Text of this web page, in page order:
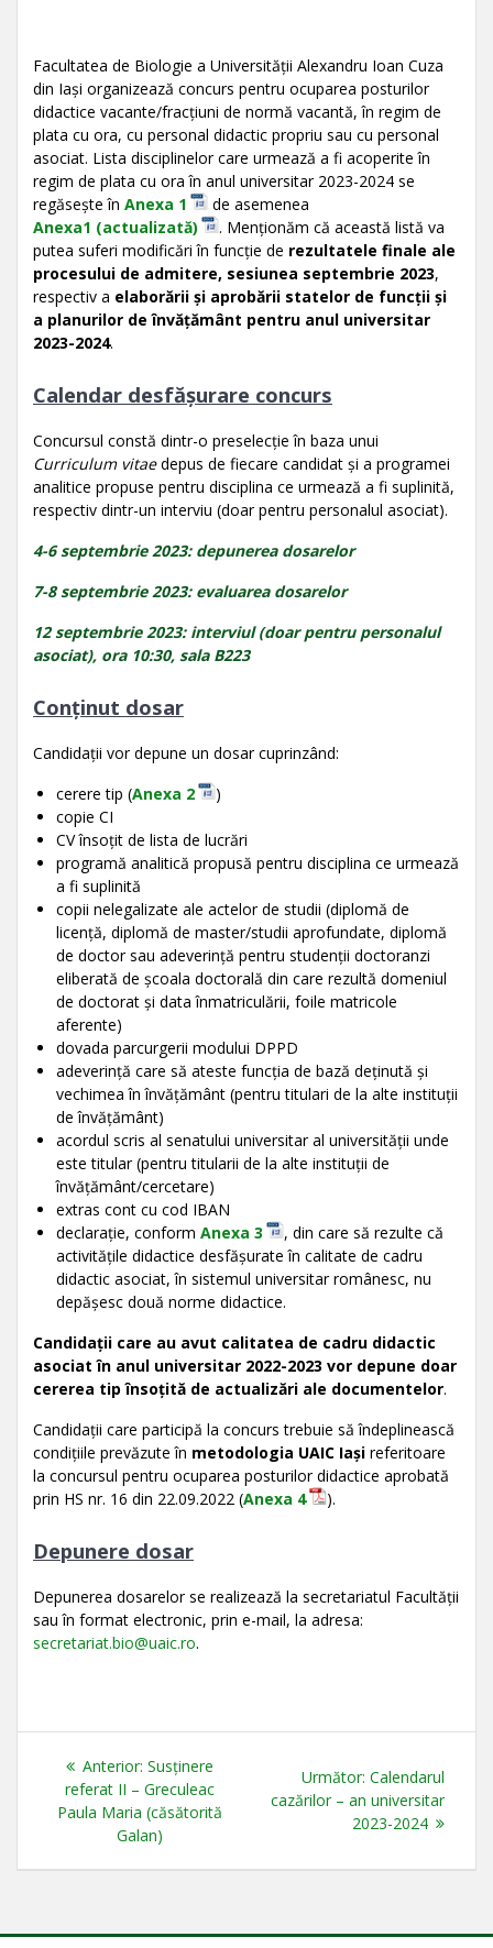
Facultatea de Biologie a Universității Alexandru Ioan Cuza
din Iași organizează concurs pentru ocuparea posturilor
didactice vacante/fracțiuni de normă vacantă, în regim de
plata cu ora, cu personal didactic propriu sau cu personal
asociat. Lista disciplinelor care urmează a fi acoperite în
regim de plata cu ora în anul universitar 2023-2024 se
regăsește în Anexa 1
de asemenea
Anexa1 (actualizată)
. Menționăm că această listă va
putea suferi modificări în funcție de rezultatele finale ale
procesului de admitere, sesiunea septembrie 2023,
respectiv a elaborării și aprobării statelor de funcții și
a planurilor de învățământ pentru anul universitar
2023-2024.
Calendar desfășurare concurs
Concursul constă dintr-o preselecție în baza unui
Curriculum vitaedepus de fiecare candidat și a programei
analitice propuse pentru disciplina ce urmează a fi suplinită,
respectiv dintr-un interviu (doar pentru personalul asociat).
4-6 septembrie 2023: depunerea dosarelor
7-8 septembrie 2023: evaluarea dosarelor
12 septembrie 2023: interviul (doar pentru personalul
asociat), ora 10:30, sala B223
Conținut dosar
Candidații vor depune un dosar cuprinzând:
cerere tip (Anexa 2
)
copie CI
CV însoțit de lista de lucrări
programă analitică propusă pentru disciplina ce urmează
a fi suplinită
copii nelegalizate ale actelor de studii (diplomă de
licență, diplomă de master/studii aprofundate, diplomă
de doctor sau adeverință pentru studenții doctoranzi
eliberată de școala doctorală din care rezultă domeniul
de doctorat și data înmatriculării, foile matricole
aferente)
dovada parcurgerii modului DPPD
adeverință care să ateste funcția de bază deținută și
vechimea în învățământ (pentru titulari de la alte instituții
de învățământ)
acordul scris al senatului universitar al universității unde
este titular (pentru titularii de la alte instituții de
învățământ/cercetare)
extras cont cu cod IBAN
declarație, conform Anexa 3
, din care să rezulte că
activitățile didactice desfășurate în calitate de cadru
didactic asociat, în sistemul universitar românesc, nu
depășesc două norme didactice.
Candidații care au avut calitatea de cadru didactic
asociat în anul universitar 2022-2023 vor depune doar
cererea tip însoțită de actualizări ale documentelor.
Candidații care participă la concurs trebuie să îndeplinească
condițiile prevăzute în metodologia UAIC Iași referitoare
la concursul pentru ocuparea posturilor didactice aprobată
prin HS nr. 16 din 22.09.2022 (Anexa 4 ).
Depunere dosar
Depunerea dosarelor se realizează la secretariatul Facultății
sau în format electronic, prin e-mail, la adresa:
secretariat.bio@uaic.ro.
Navigare
articole
Anterior: Articolul
anterior:
Susținere
referat II – Greculeac
Paula Maria (căsătorită
Galan)
Următor: Articolul
următor:
Calendarul
cazărilor – an universitar
2023-2024